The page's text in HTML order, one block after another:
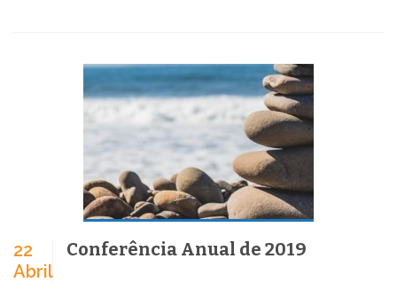
22
Abril
Conferência Anual de 2019